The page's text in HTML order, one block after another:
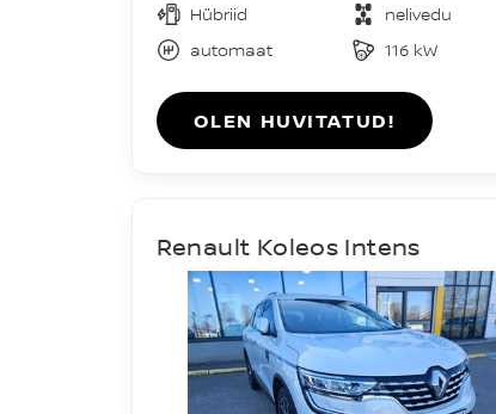
Hübriid
nelivedu
automaat
116 kW
OLEN HUVITATUD!
Renault Koleos Intens